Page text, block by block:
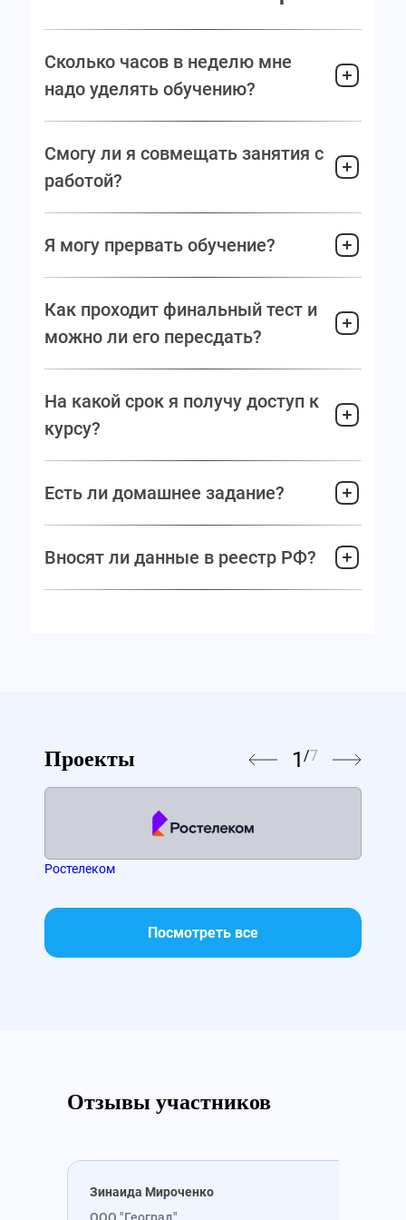
Сколько часов в неделю мне
надо уделять обучению?
Смогу ли я совмещать занятия с
работой?
Я могу прервать обучение?
Как проходит финальный тест и
можно ли его пересдать?
На какой срок я получу доступ к
курсу?
Есть ли домашнее задание?
Вносят ли данные в реестр РФ?
Проекты 1 /7
Ростелеком
Посмотреть все
Отзывы участников
Зинаида Мироченко